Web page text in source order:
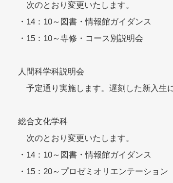
次のとおり変更いたします。
・14：10～図書・情報館ガイダンス
・15：10～専修・コース別説明会
人間科学科説明会
予定通り実施します。遅刻した新入生
総合文化学科
次のとおり変更いたします。
・14：10～図書・情報館ガイダンス
・15：20～プロゼミオリエンテーション